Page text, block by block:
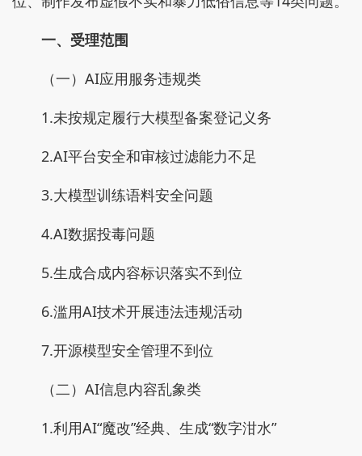
一、受理范围
（一）AI应用服务违规类
1.未按规定履行大模型备案登记义务
2.AI平台安全和审核过滤能力不足
3.大模型训练语料安全问题
4.AI数据投毒问题
5.生成合成内容标识落实不到位
6.滥用AI技术开展违法违规活动
7.开源模型安全管理不到位
（二）AI信息内容乱象类
1.利用AI“魔改”经典、生成“数字泔水”